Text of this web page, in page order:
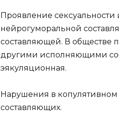
Проявление
нейрогуморальной
составляющей. В обществе
другими исполняющими
эякуляционная.
Нарушения в копулятивном
составляющих.